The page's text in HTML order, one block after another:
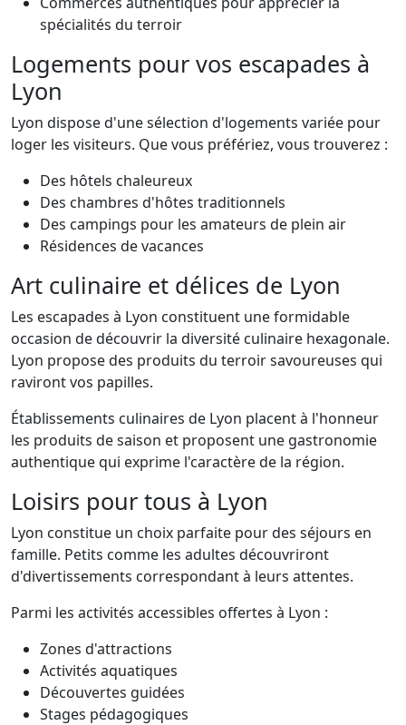
spécialités du terroir
Logements pour vos escapades à
Lyon
Lyon dispose d'une sélection d'logements variée pour
loger les visiteurs. Que vous préfériez, vous trouverez :
Des hôtels chaleureux
Des chambres d'hôtes traditionnels
Des campings pour les amateurs de plein air
Résidences de vacances
Art culinaire et délices de Lyon
Les escapades à Lyon constituent une formidable
occasion de découvrir la diversité culinaire hexagonale.
Lyon propose des produits du terroir savoureuses qui
raviront vos papilles.
Établissements culinaires de Lyon placent à l'honneur
les produits de saison et proposent une gastronomie
authentique qui exprime l'caractère de la région.
Loisirs pour tous à Lyon
Lyon constitue un choix parfaite pour des séjours en
famille. Petits comme les adultes découvriront
d'divertissements correspondant à leurs attentes.
Parmi les activités accessibles offertes à Lyon :
Zones d'attractions
Activités aquatiques
Découvertes guidées
Stages pédagogiques